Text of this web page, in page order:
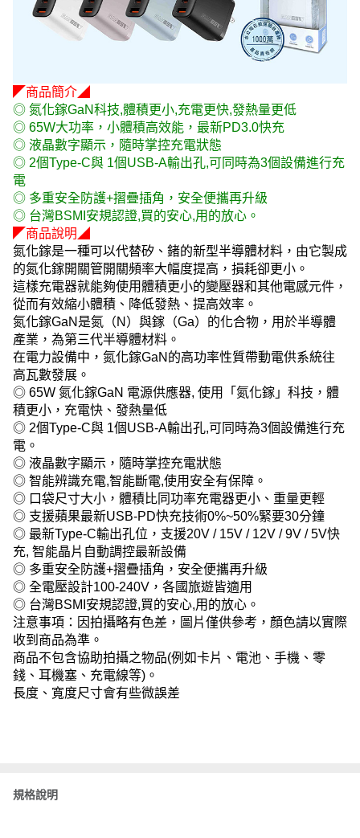
◤商品簡介◢
◎ 氮化鎵GaN科技,體積更小,充電更快,發熱量更低
◎ 65W大功率，小體積高效能，最新PD3.0快充
◎ 液晶數字顯示，隨時掌控充電狀態
◎ 2個Type-C與 1個USB-A輸出孔,可同時為3個設備進行充
電
◎ 多重安全防護+摺疊插角，安全便攜再升級
◎ 台灣BSMI安規認證,買的安心,用的放心。
◤商品說明◢
氮化鎵是一種可以代替矽、鍺的新型半導體材料，由它製成
的氮化鎵開關管開關頻率大幅度提高，損耗卻更小。
這樣充電器就能夠使用體積更小的變壓器和其他電感元件，
從而有效縮小體積、降低發熱、提高效率。
氮化鎵GaN是氮（N）與鎵（Ga）的化合物，用於半導體
產業，為第三代半導體材料。
在電力設備中，氮化鎵GaN的高功率性質帶動電供系統往
高瓦數發展。
◎ 65W 氮化鎵GaN 電源供應器, 使用「氮化鎵」科技，體
積更小，充電快、發熱量低
◎ 2個Type-C與 1個USB-A輸出孔,可同時為3個設備進行充
電。
◎ 液晶數字顯示，隨時掌控充電狀態
◎ 智能辨識充電,智能斷電,使用安全有保障。
◎ 口袋尺寸大小，體積比同功率充電器更小、重量更輕
◎ 支援蘋果最新USB-PD快充技術0%~50%緊要30分鐘
◎ 最新Type-C輸出孔位，支援20V / 15V / 12V / 9V / 5V快
充, 智能晶片自動調控最新設備
◎ 多重安全防護+摺疊插角，安全便攜再升級
◎ 全電壓設計100-240V，各國旅遊皆適用
◎ 台灣BSMI安規認證,買的安心,用的放心。
注意事項：因拍攝略有色差，圖片僅供參考，顏色請以實際
收到商品為準。
商品不包含協助拍攝之物品(例如卡片、電池、手機、零
錢、耳機塞、充電線等)。
長度、寬度尺寸會有些微誤差
規格說明